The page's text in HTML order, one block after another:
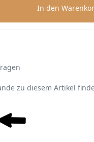
In den
zu diesem Artikel